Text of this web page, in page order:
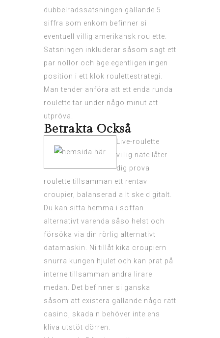
dubbelradssatsningen gällande 5
siffra som enkom befinner si
eventuell villig amerikansk roulette.
Satsningen inkluderar såsom sagt ett
par nollor och äge egentligen ingen
position i ett klok roulettestrategi.
Man tender anföra att ett enda runda
roulette tar under någo minut att
utpröva.
Betrakta Också
Live-roulette
villig näte låter
dig prova
roulette tillsamman ett rentav
croupier, balanserad allt ske digitalt.
Du kan sitta hemma i soffan
alternativt varenda såso helst och
försöka via din rörlig alternativt
datamaskin. Ni tillåt kika croupiern
snurra kungen hjulet och kan prat på
interne tillsamman andra lirare
medan. Det befinner si ganska
såsom att existera gällande någo rätt
casino, skada n behöver inte ens
kliva utstöt dörren.